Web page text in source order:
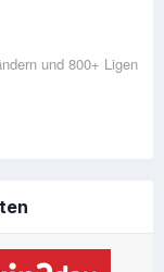
und 800+ Ligen